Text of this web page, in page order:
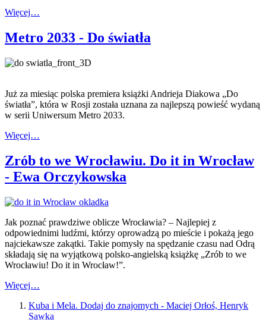
Więcej…
Metro 2033 - Do światła
Już za miesiąc polska premiera książki Andrieja Diakowa „Do
światła”, która w Rosji została uznana za najlepszą powieść wydaną
w serii Uniwersum Metro 2033.
Więcej…
Zrób to we Wrocławiu. Do it in Wrocław
- Ewa Orczykowska
Jak poznać prawdziwe oblicze Wrocławia? – Najlepiej z
odpowiednimi ludźmi, którzy oprowadzą po mieście i pokażą jego
najciekawsze zakątki. Takie pomysły na spędzanie czasu nad Odrą
składają się na wyjątkową polsko-angielską książkę „Zrób to we
Wrocławiu! Do it in Wrocław!”.
Więcej…
Kuba i Mela. Dodaj do znajomych - Maciej Orłoś, Henryk
Sawka